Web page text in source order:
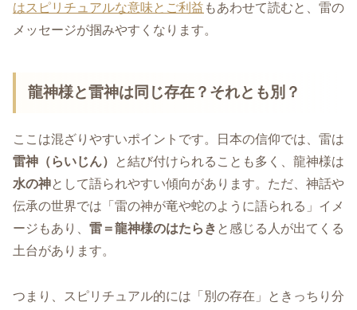
はスピリチュアルな意味とご利益 もあわせて読むと、雷の
メッセージが掴みやすくなります。
龍神様と雷神は同じ存在？それとも別？
ここは混ざりやすいポイントです。日本の信仰では、雷は
雷神（らいじん）
と結び付けられることも多く、龍神様は
水の神として語られやすい傾向があります。ただ、神話や
伝承の世界では「雷の神が竜や蛇のように語られる」イメ
ージもあり、 雷＝龍神様のはたらき と感じる人が出てくる
土台があります。
つまり、スピリチュアル的には「別の存在」ときっちり分